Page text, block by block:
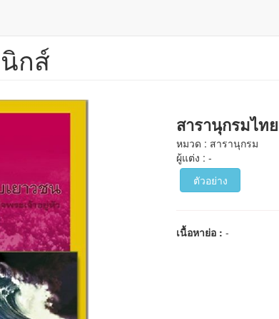
กส์
สารานุกรมไท
หมวด : สารานุกรม
ผู้แต่ง : -
ตัวอย่าง
เนื้อหาย่อ :-